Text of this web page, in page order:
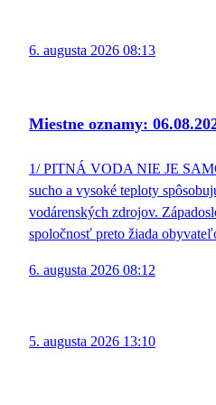
6. augusta 2026 08:13
Miestne oznamy:
1/ PITNÁ VODA NIE JE
sucho a vysoké teploty
vodárenských zdrojov.
spoločnosť preto žiada
6. augusta 2026 08:12
5. augusta 2026 13:10